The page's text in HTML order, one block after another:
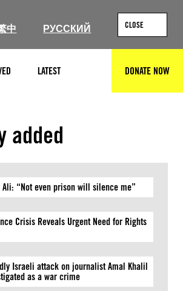
中 РУССКИЙ CLOSE
LATEST DONATE NOW
added
Ali: “Not even prison will silence me”
Crisis Reveals Urgent Need for Rights
Israeli attack on journalist Amal Khalil
as a war crime